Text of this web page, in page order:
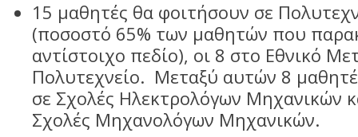
15 μαθητές θα φοιτήσουν σε
(ποσοστό 65% των μαθητών που
αντίστοιχο πεδίο), οι 8 στο Εθνικό
Πολυτεχνείο. Μεταξύ αυτών 8
σε Σχολές Ηλεκτρολόγων Μηχανικών
Σχολές Μηχανολόγων Μηχανικών.